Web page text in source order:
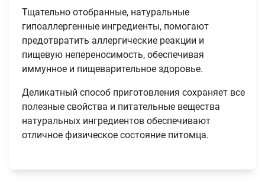
Тщательно отобранные, натуральные
гипоаллергенные ингредиенты, помогают
предотвратить аллергические реакции и
пищевую непереносимость, обеспечивая
иммунное и пищеварительное здоровье.
Деликатный способ приготовления сохраняет все
полезные свойства и питательные вещества
натуральных ингредиентов обеспечивают
отличное физическое состояние питомца.